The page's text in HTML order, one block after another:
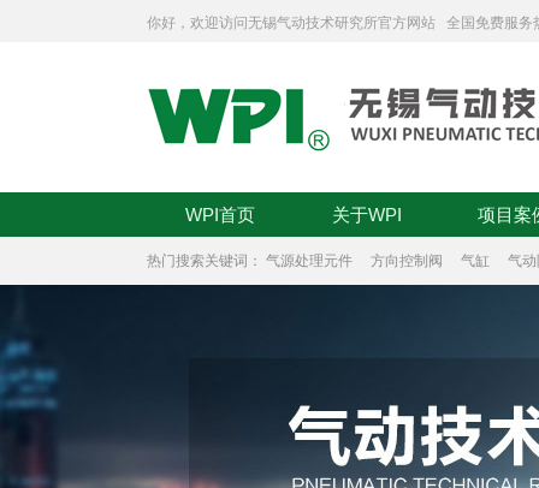
你好，欢迎访问无锡气动技术研究所官方网站 全国免费服务
WPI首页 关于WPI 项目案
热门搜索关键词： 气源处理元件 方向控制阀 气缸 气